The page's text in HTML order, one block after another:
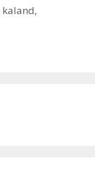
kaland,